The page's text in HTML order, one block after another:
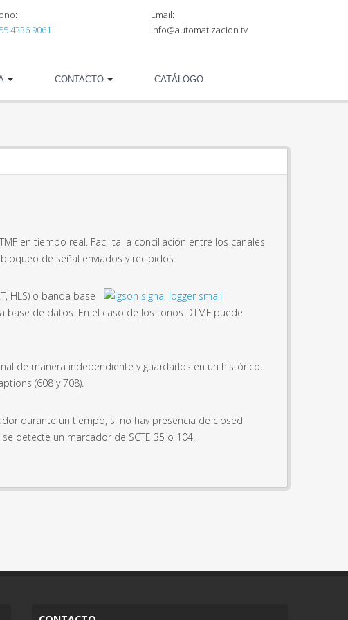
4336 9061
Email:
info@automatizacion.tv
CONTACTO CATÁLOGO
en tiempo real. Facilita la conciliación entre los canales
de señal enviados y recibidos.
HLS) o banda base
base de datos. En el caso de los tonos DTMF puede
de manera independiente y guardarlos en un histórico.
(608 y 708).
durante un tiempo, si no hay presencia de closed
detecte un marcador de SCTE 35 o 104.